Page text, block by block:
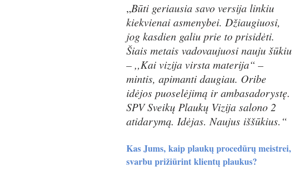
„Būti geriausia savo versija linkiu
kiekvienai asmenybei. Džiaugiuosi,
jog kasdien galiu prie to prisidėti.
Šiais metais vadovaujuosi nauju šūkiu
– ,,Kai vizija virsta materija“ –
mintis, apimanti daugiau. Oribe
idėjos puoselėjimą ir ambasadorystę.
SPV Sveikų Plaukų Vizija salono 2
atidarymą. Idėjas. Naujus iššūkius.“
Kas Jums, kaip plaukų procedūrų meistrei,
svarbu prižiūrint klientų plaukus?